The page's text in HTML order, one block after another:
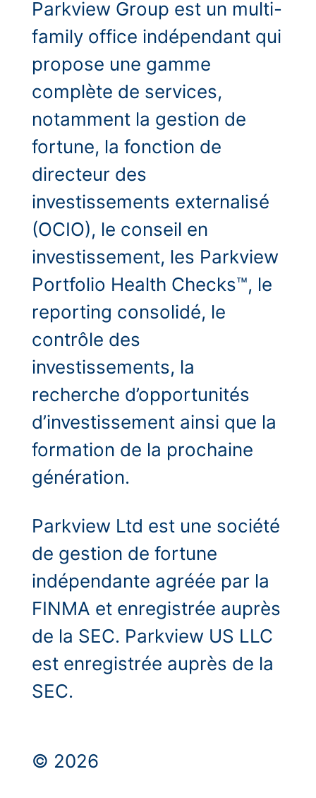
Parkview Group est un multi-
family office indépendant qui
propose une gamme
complète de services,
notamment la gestion de
fortune, la fonction de
directeur des
investissements externalisé
(OCIO), le conseil en
investissement, les Parkview
Portfolio Health Checks™, le
reporting consolidé, le
contrôle des
investissements, la
recherche d’opportunités
d’investissement ainsi que la
formation de la prochaine
génération.
Parkview Ltd est une société
de gestion de fortune
indépendante agréée par la
FINMA et enregistrée auprès
de la SEC. Parkview US LLC
est enregistrée auprès de la
SEC.
© 2026